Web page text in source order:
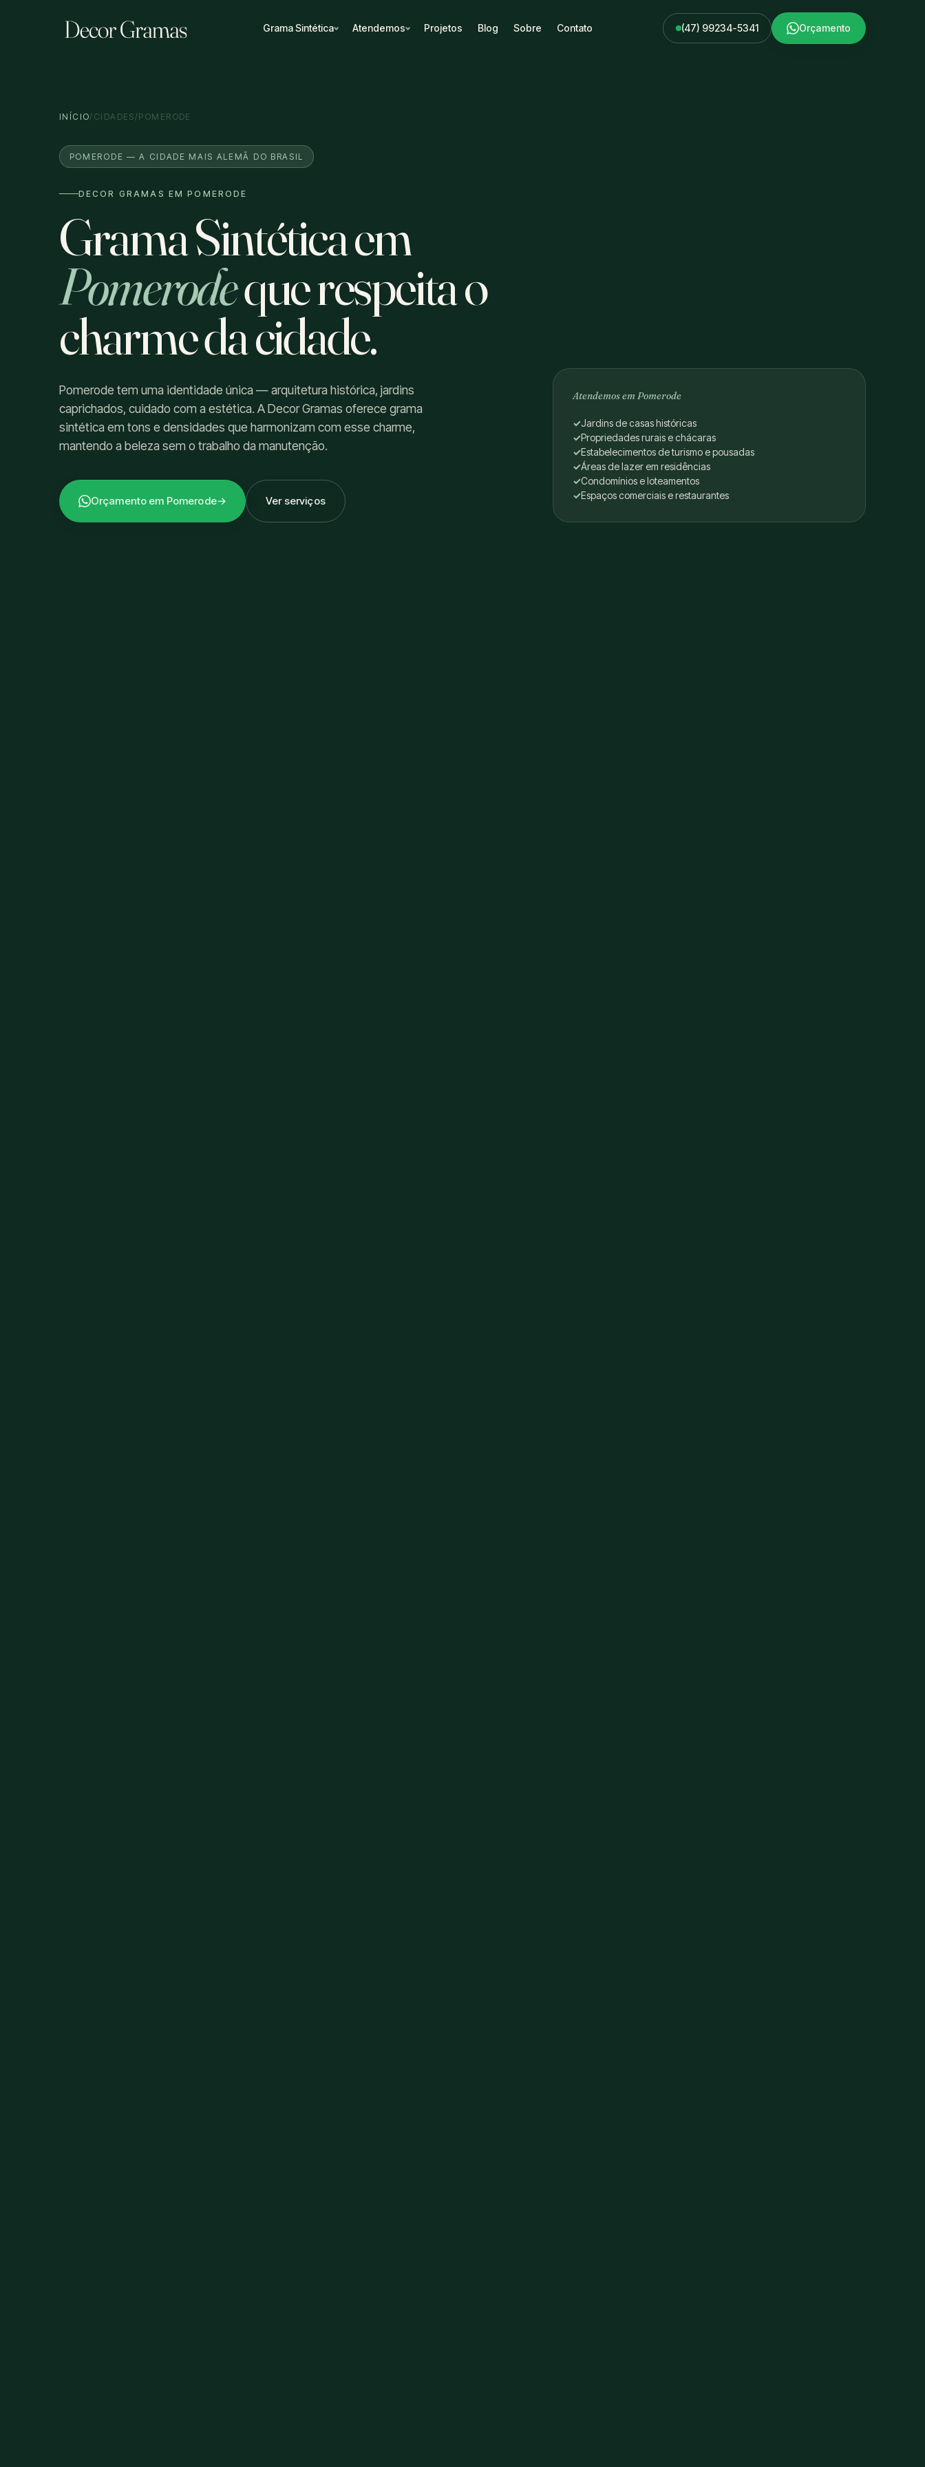
Grama Sintética Atendemos Projetos Blog Sobre Contato (47) 99234-5341 Orçamento
INÍCIO/ CIDADES/POMERODE
POMERODE — A CIDADE MAIS ALEMÃ DO BRASIL
DECOR GRAMAS EM POMERODE
Grama Sintética em
Pomerodeque respeita o
charme da cidade.
Pomerode tem uma identidade única — arquitetura histórica, jardins
caprichados, cuidado com a estética. A Decor Gramas oferece grama
sintética em tons e densidades que harmonizam com esse charme,
mantendo a beleza sem o trabalho da manutenção.
Orçamento em Pomerode→ Ver serviços
Atendemos em Pomerode
Jardins de casas históricas
Propriedades rurais e chácaras
Estabelecimentos de turismo e pousadas
Áreas de lazer em residências
Condomínios e loteamentos
Espaços comerciais e restaurantes